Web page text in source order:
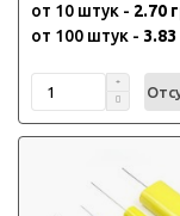
от 10 штук - 2.70
от 100 штук - 3.83